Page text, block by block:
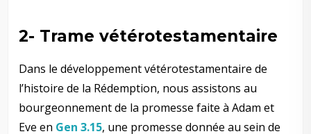
2- Trame vétérotestamentaire
Dans le développement vétérotestamentaire de
l’histoire de la Rédemption, nous assistons au
bourgeonnement de la promesse faite à Adam et
Eve en Gen 3.15, une promesse donnée au sein de